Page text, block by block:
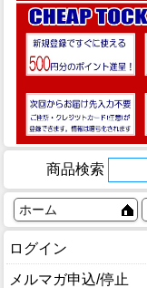
商品検索
ホーム
ログイン
メルマガ申込/停止